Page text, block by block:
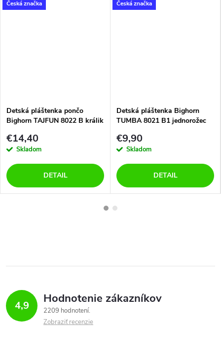
Česká značka
Detská pláštenka pončo
Bighorn TAJFUN 8022 B králik
€14,40
Skladom
DETAIL
Česká značka
Detská pláštenka Bighorn
TUMBA 8021 B1 jednorožec
€9,90
Skladom
DETAIL
4,9 Hodnotenie zákazníkov
2209 hodnotení
Zobraziť recenzie